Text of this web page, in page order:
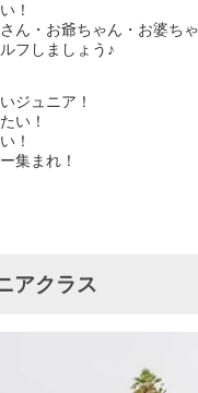
！
ん・お爺ちゃん・お婆ち
フしましょう♪
ジュニア！
い！
！
集まれ！
アクラス